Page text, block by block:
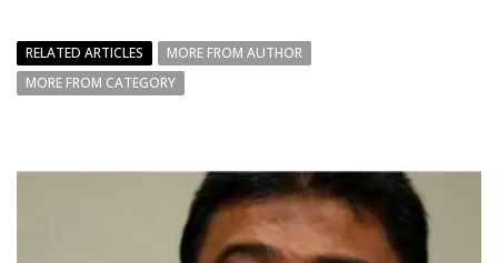
RELATED ARTICLES
MORE FROM AUTHOR
MORE FROM CATEGORY